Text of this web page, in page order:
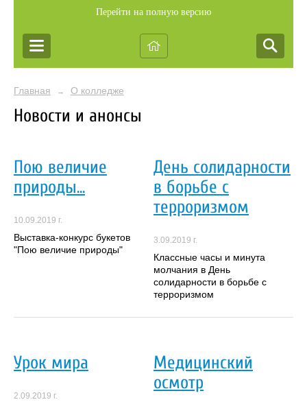
Перейти на полную версию
Главная → О колледже
Новости и анонсы
Пою величие
природы...
10.09.2019 г.
Выставка-конкурс букетов
"Пою величие природы"
День солидарности
в борьбе с
терроризмом
3.09.2019 г.
Классные часы и минута
молчания в День
солидарности в борьбе с
терроризмом
Урок мира
2.09.2019 г.
Медицинский
осмотр